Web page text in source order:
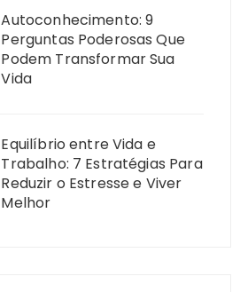
Autoconhecimento: 9
Perguntas Poderosas Que
Podem Transformar Sua
Vida
Equilíbrio entre Vida e
Trabalho: 7 Estratégias Para
Reduzir o Estresse e Viver
Melhor